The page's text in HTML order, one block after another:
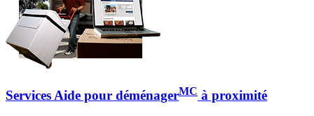
Services Aide pour déménagerMC à proximité